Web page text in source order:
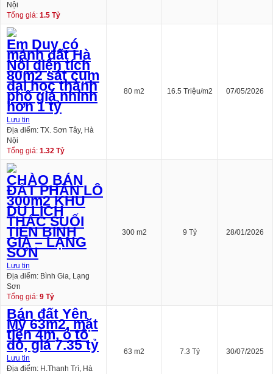
Nội
Tổng giá: 1.5 Tỷ
Em Duy có
mảnh đất Hà
Nội diện tích
80m2 sát cụm
đại học thành
phố giá nhỉnh
hơn 1 tỷ
Lưu tin
Địa điểm: TX. Sơn Tây, Hà
Nội
Tổng giá: 1.32 Tỷ
80 m2 16.5 Triệu/m2 07/05/2026
CHÀO BÁN
ĐẤT PHÂN LÔ
300m2 KHU
DU LỊCH
THÁC SUỐI
TIÊN BÌNH
GIA – LẠNG
SƠN
Lưu tin
Địa điểm: Bình Gia, Lạng
Sơn
Tổng giá: 9 Tỷ
300 m2 9 Tỷ 28/01/2026
Bán đất Yên
Mỹ 63m2, mặt
tiền 4m, ô tô
đỗ, giá 7.35 tỷ
Lưu tin
Địa điểm: H.Thanh Trì, Hà
63 m2 7.3 Tỷ 30/07/2025